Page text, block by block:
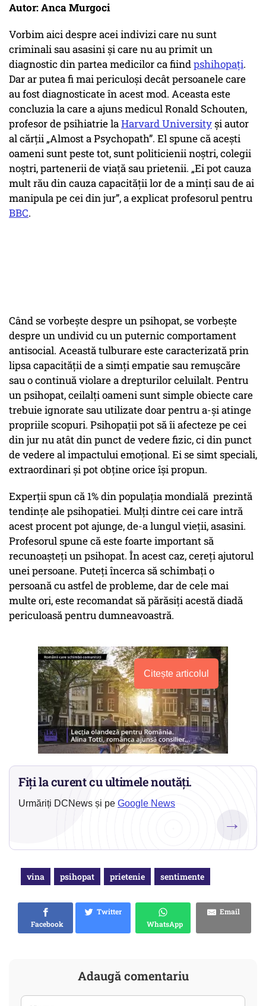
Autor: Anca Murgoci
Vorbim aici despre acei indivizi care nu sunt
criminali sau asasini şi care nu au primit un
diagnostic din partea medicilor ca fiindpshihopaţi.
Dar ar putea fi mai periculoşi decât persoanele care
au fost diagnosticate în acest mod. Aceasta este
concluzia la care a ajuns medicul Ronald Schouten,
profesor de psihiatrie laHarvard Universityşi autor
al cărţii „Almost a Psychopath”. El spune că aceşti
oameni sunt peste tot, sunt politicienii noştri, colegii
noştri, partenerii de viaţă sau prietenii. „Ei pot cauza
mult rău din cauza capacităţii lor de a minţi sau de ai
manipula pe cei din jur”, a explicat profesorul pentru
BBC.
Când se vorbeşte despre un psihopat, se vorbeşte
despre un undivid cu un puternic comportament
antisocial. Această tulburare este caracterizată prin
lipsa capacităţii de a simţi empatie sau remuşcăre
sau o continuă violare a drepturilor celuilalt. Pentru
un psihopat, ceilalţi oameni sunt simple obiecte care
trebuie ignorate sau utilizate doar pentru a-şi atinge
propriile scopuri. Psihopaţii pot să îi afecteze pe cei
din jur nu atât din punct de vedere fizic, ci din punct
de vedere al impactului emoţional. Ei se simt speciali,
extraordinari şi pot obţine orice îşi propun.
Experţii spun că 1% din populaţia mondială prezintă
tendinţe ale psihopatiei. Mulţi dintre cei care intră
acest procent pot ajunge, de-a lungul vieţii, asasini.
Profesorul spune că este foarte important să
recunoaşteţi un psihopat. În acest caz, cereţi ajutorul
unei persoane. Puteţi încerca să schimbaţi o
persoană cu astfel de probleme, dar de cele mai
multe ori, este recomandat să părăsiţi acestă diadă
periculoasă pentru dumneavoastră.
Citește articolul
Fiți la curent cu ultimele noutăți.
Urmăriți DCNews și pe Google News
→
vina psihopat prietenie sentimente
Facebook
Twitter
WhatsApp
Email
Adaugă comentariu